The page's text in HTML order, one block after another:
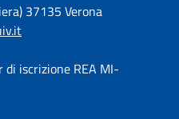
37135 Verona
iscrizione REA MI-